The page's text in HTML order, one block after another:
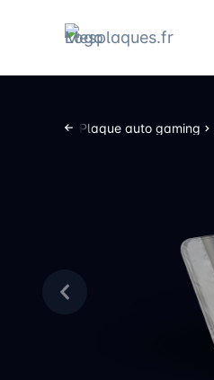
décorative Plaque auto gaming